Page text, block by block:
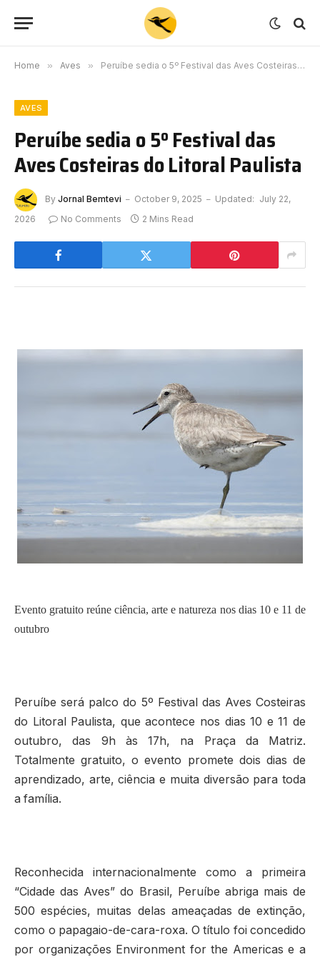
Home » Aves » Peruíbe sedia o 5º Festival das Aves Costeiras do Litoral Paulista
AVES
Peruíbe sedia o 5º Festival das
Aves Costeiras do Litoral Paulista
By Jornal Bemtevi October 9, 2025 Updated: July 22,
2026
No Comments 2 Mins Read
Evento gratuito reúne ciência, arte e natureza nos dias 10 e 11 de
outubro
Peruíbe será palco do 5º Festival das Aves Costeiras
do Litoral Paulista, que acontece nos dias 10 e 11 de
outubro, das 9h às 17h, na Praça da Matriz.
Totalmente gratuito, o evento promete dois dias de
aprendizado, arte, ciência e muita diversão para toda
a família.
Reconhecida internacionalmente como a primeira
“Cidade das Aves” do Brasil, Peruíbe abriga mais de
500 espécies, muitas delas ameaçadas de extinção,
como o papagaio-de-cara-roxa. O título foi concedido
por organizações Environment for the Americas e a